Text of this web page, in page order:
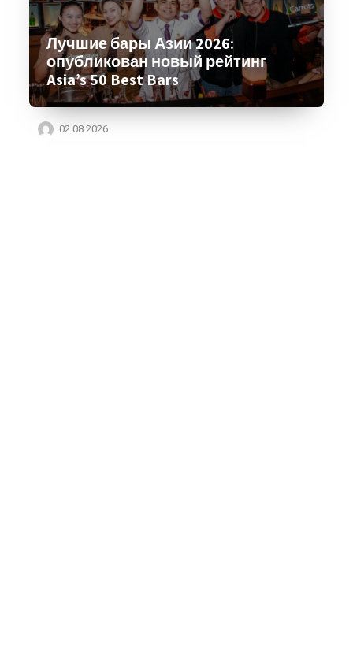
Лучшие бары Азии 2026:
опубликован новый рейтинг
Asia’s 50 Best Bars
02.08.2026